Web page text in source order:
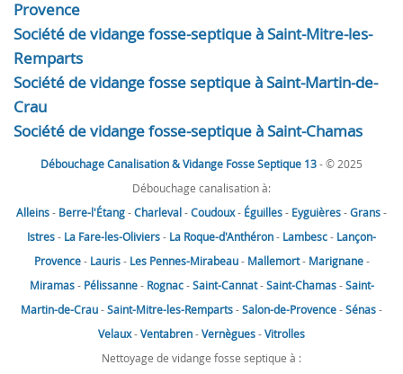
Provence
Société de vidange fosse-septique à Saint-Mitre-les-
Remparts
Société de vidange fosse septique à Saint-Martin-de-
Crau
Société de vidange fosse-septique à Saint-Chamas
Débouchage Canalisation & Vidange Fosse Septique 13- © 2025
Débouchage canalisation à:
Alleins- Berre-l'Étang-Charleval-Coudoux- Éguilles- Eyguières-Grans-
Istres- La Fare-les-Oliviers- La Roque-d'Anthéron- Lambesc- Lançon-
Provence- Lauris- Les Pennes-Mirabeau- Mallemort- Marignane-
Miramas- Pélissanne- Rognac-Saint-Cannat-Saint-Chamas-Saint-
Martin-de-Crau-Saint-Mitre-les-Remparts-Salon-de-Provence-Sénas-
Velaux-Ventabren-Vernègues-Vitrolles
Nettoyage de vidange fosse septique à :